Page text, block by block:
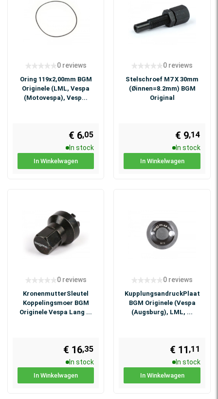
0 reviews
Oring 119x2,00mm BGM
Originele (LML, Vespa
(Motovespa), Vesp...
€ 6,05
In stock
In Winkelwagen
0 reviews
Stelschroef M7 X 30mm
(Øinnen=8.2mm) BGM
Original
€ 9,14
In stock
In Winkelwagen
0 reviews
KronenmutterSleutel
Koppelingsmoer BGM
Originele Vespa Lang ...
€ 16,35
In stock
In Winkelwagen
0 reviews
KupplungsandruckPlaat
BGM Originele (Vespa
(Augsburg), LML, ...
€ 11 ,11
In stock
In Winkelwagen